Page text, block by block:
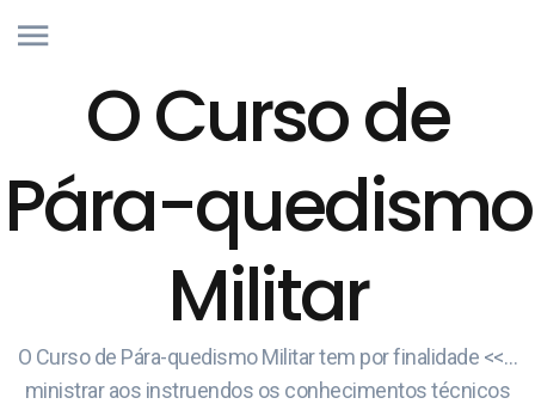
O Curso de
Pára-quedismo
Militar
O Curso de Pára-quedismo Militar tem por finalidade <<…
ministrar aos instruendos os conhecimentos técnicos